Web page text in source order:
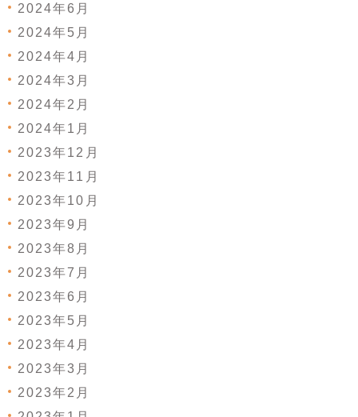
2024年6月
2024年5月
2024年4月
2024年3月
2024年2月
2024年1月
2023年12月
2023年11月
2023年10月
2023年9月
2023年8月
2023年7月
2023年6月
2023年5月
2023年4月
2023年3月
2023年2月